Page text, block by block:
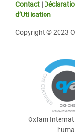
Contact |
d’Utilisation
Copyright © 2023
Oxfam